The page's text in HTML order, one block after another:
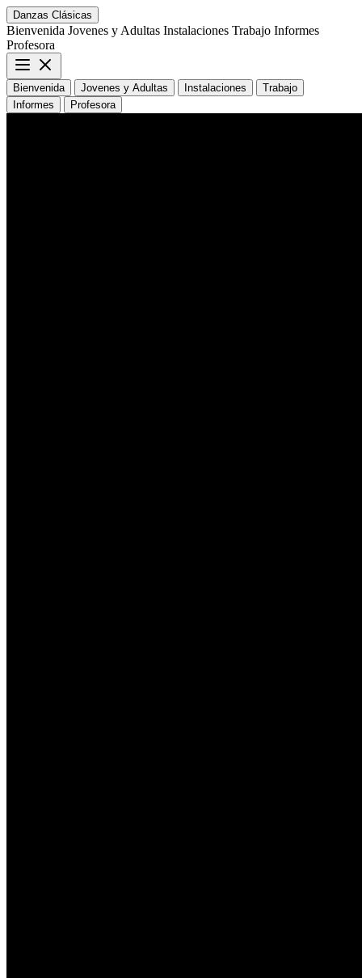
Danzas Clásicas
Bienvenida Jovenes y Adultas Instalaciones Trabajo Informes
Profesora
Bienvenida Jovenes y Adultas Instalaciones
Trabajo
Informes
Profesora